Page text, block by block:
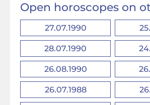
Open horoscopes on
27.07.1990
28.07.1990
26.08.1990
26.07.1988